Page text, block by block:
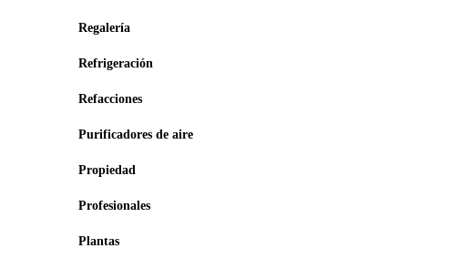
Regalería
Refrigeración
Refacciones
Purificadores de aire
Propiedad
Profesionales
Plantas